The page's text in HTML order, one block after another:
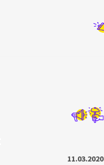
11.03.2020
Statistik